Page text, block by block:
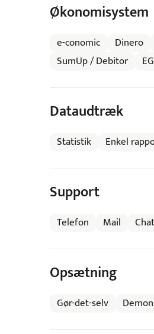
Økonomisystem
e-conomic Dinero
SumUp / Debitor
EG
Dataudtræk
Statistik Enkel
Support
Telefon Mail Chat
Opsætning
Gør-det-selv